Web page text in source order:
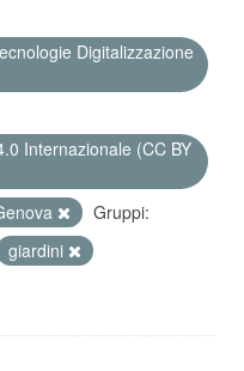
Digitalizzazione
Internazionale (CC BY
Gruppi:
giardini